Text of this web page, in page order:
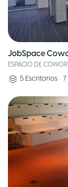
JobSpace
ESPACIO DE
5 Escritorios • 7